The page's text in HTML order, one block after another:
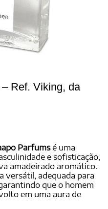
Ref. Viking, da
Parfumsé uma
e sofisticação,
amadeirado aromático.
versátil, adequada para
que o homem
em uma aura de